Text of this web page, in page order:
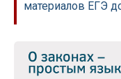
материалов ЕГЭ